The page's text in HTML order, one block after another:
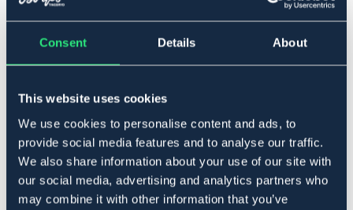
Consent Details About
This website uses cookies
We use cookies to personalise content and ads, to
provide social media features and to analyse our traffic.
We also share information about your use of our site with
our social media, advertising and analytics partners who
may combine it with other information that you’ve
Lägg i varukorgen
I lager Se lager i butik
Produktbeskrivning
Lätt och flexibel sadel med rejäla knän och vadstöd.
Uppbyggd på en kärna i specialskum. Stigläderfästena
kan flyttas fram och bak beroende vart man vill ha dem
placerade. Ett koppjärn framtill justerar sadelns undre